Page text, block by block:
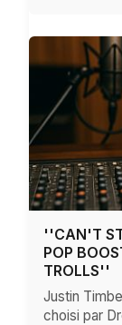
''CAN'T
POP
TROLLS''
Justin
choisi par